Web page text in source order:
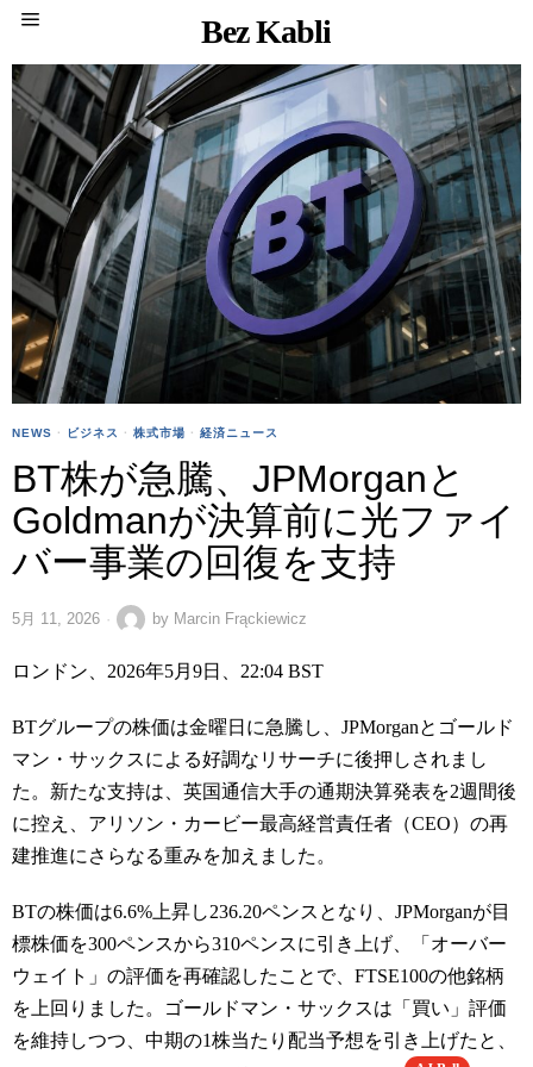
Bez Kabli
NEWS · ビジネス · 株式市場 · 経済ニュース
BT株が急騰、JPMorganと
Goldmanが決算前に光ファイ
バー事業の回復を支持
5月 11, 2026 by Marcin Frąckiewicz
ロンドン、2026年5月9日、22:04 BST
BTグループの株価は金曜日に急騰し、JPMorganとゴールド
マン・サックスによる好調なリサーチに後押しされまし
た。新たな支持は、英国通信大手の通期決算発表を2週間後
に控え、アリソン・カービー最高経営責任者（CEO）の再
建推進にさらなる重みを加えました。
BTの株価は6.6%上昇し236.20ペンスとなり、JPMorganが目
標株価を300ペンスから310ペンスに引き上げ、「オーバー
ウェイト」の評価を再確認したことで、FTSE100の他銘柄
を上回りました。ゴールドマン・サックスは「買い」評価
を維持しつつ、中期の1株当たり配当予想を引き上げたと、